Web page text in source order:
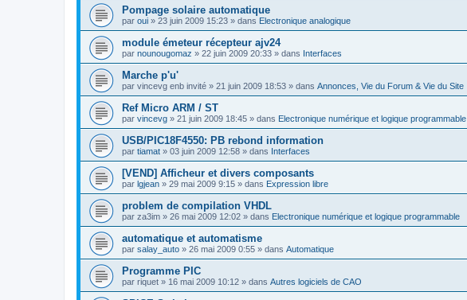
Pompage solaire automatique
par oui » 23 juin 2009 15:23 » dans Electronique analogique
module émeteur récepteur ajv24
par nounougomaz » 22 juin 2009 20:33 » dans Interfaces
Marche p'u'
par vincevg enb invité » 21 juin 2009 18:53 » dans Annonces, Vie du Forum & Vie du Site
Ref Micro ARM / ST
par vincevg » 21 juin 2009 18:45 » dans Electronique numérique et logique programmable
USB/PIC18F4550: PB rebond information
par tiamat » 03 juin 2009 12:58 » dans Interfaces
[VEND] Afficheur et divers composants
par lgjean » 29 mai 2009 9:15 » dans Expression libre
problem de compilation VHDL
par za3im » 26 mai 2009 12:02 » dans Electronique numérique et logique programmable
automatique et automatisme
par salay_auto » 26 mai 2009 0:55 » dans Automatique
Programme PIC
par riquet » 16 mai 2009 10:12 » dans Autres logiciels de CAO